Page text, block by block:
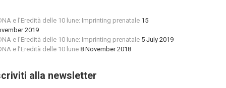
e l’Eredità delle 10 lune: Imprinting prenatale 15
2019
e l’Eredità delle 10 lune: Imprinting prenatale 5 July 2019
e l’Eredità delle 10 lune 8 November 2018
alla newsletter